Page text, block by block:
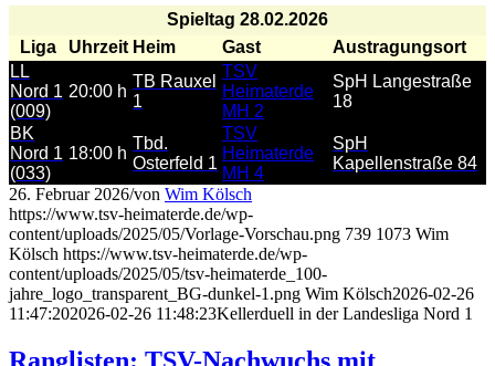
Spieltag 28.02.2026
Liga
Uhrzeit Heim Gast
Austragungsort
LL
Nord 1
(009)
20:00 h
TB Rauxel
1
TSV
Heimaterde
MH 2
SpH Langestraße
18
BK
Nord 1
(033)
18:00 h
Tbd.
Osterfeld 1
TSV
Heimaterde
MH 4
SpH
Kapellenstraße 84
26. Februar 2026/von Wim Kölsch
https://www.tsv-heimaterde.de/wp-
content/uploads/2025/05/Vorlage-Vorschau.png 739 1073 Wim
Kölsch https://www.tsv-heimaterde.de/wp-
content/uploads/2025/05/tsv-heimaterde_100-
jahre_logo_transparent_BG-dunkel-1.png Wim Kölsch2026-02-26
11:47:202026-02-26 11:48:23Kellerduell in der Landesliga Nord 1